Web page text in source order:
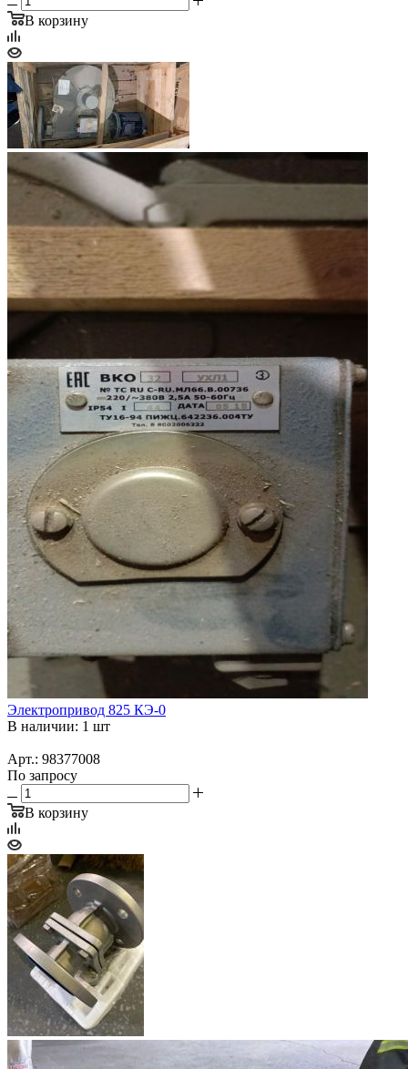
В корзину
Электропривод 825 КЭ-0
В наличии: 1 шт
Арт.: 98377008
По запросу
В корзину